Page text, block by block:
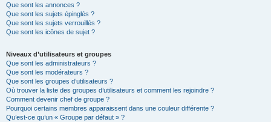
Que sont les annonces ?
Que sont les sujets épinglés ?
Que sont les sujets verrouillés ?
Que sont les icônes de sujet ?
Niveaux d’utilisateurs et groupes
Que sont les administrateurs ?
Que sont les modérateurs ?
Que sont les groupes d’utilisateurs ?
Où trouver la liste des groupes d’utilisateurs et comment les rejoindre ?
Comment devenir chef de groupe ?
Pourquoi certains membres apparaissent dans une couleur différente ?
Qu’est-ce qu’un « Groupe par défaut » ?